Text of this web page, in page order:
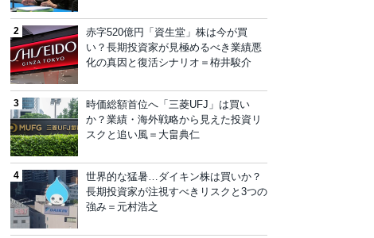
赤字520億円「資生堂」株は今が買
い？長期投資家が見極めるべき業績悪
化の真因と復活シナリオ＝栫井駿介
時価総額首位へ「三菱UFJ」は買い
か？業績・海外戦略から見えた投資リ
スクと追い風＝大畠典仁
世界的な猛暑…ダイキン株は買いか？
長期投資家が注視すべきリスクと3つの
強み＝元村浩之